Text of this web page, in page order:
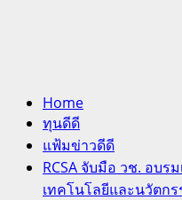
Home
ทุนดีดี
แฟ้มข่าวดีดี
RCSA จับมือ วช. อบร
เทคโนโลยีและนวัตก